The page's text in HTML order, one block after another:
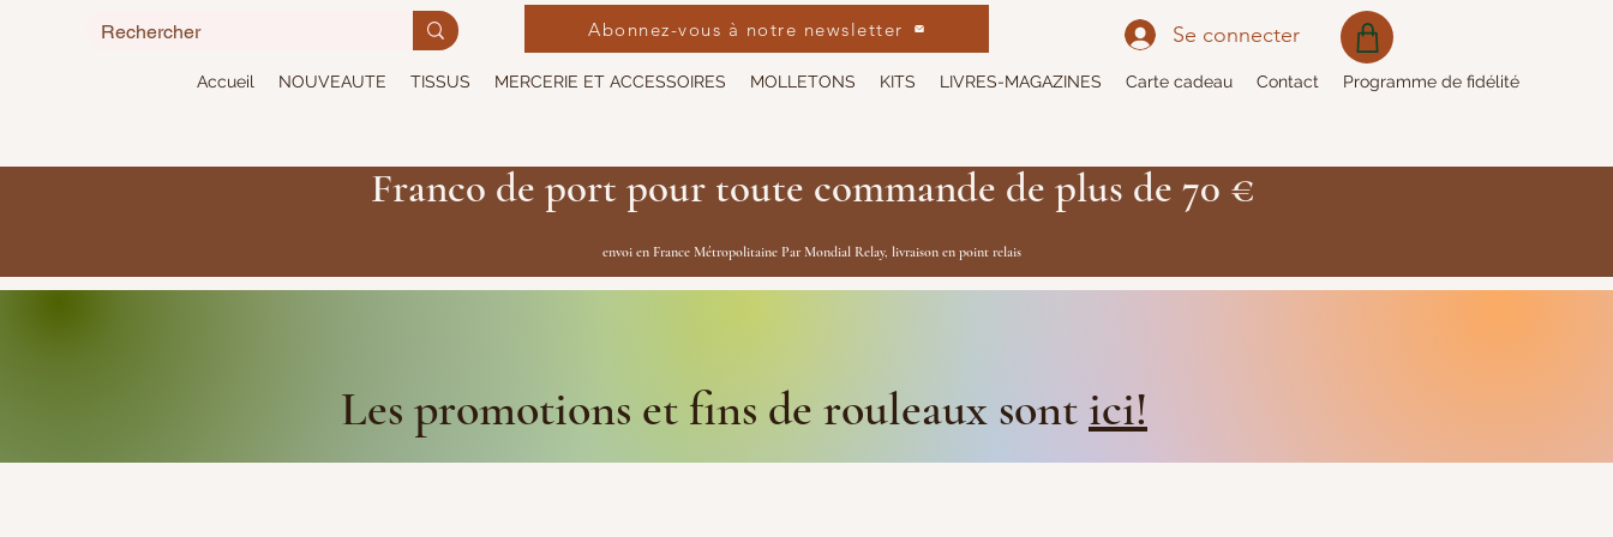
Accueil NOUVEAUTE TISSUS MERCERIE ET ACCESSOIRES MOLLETONS KITS LIVRES-MAGAZINES Carte cadeau Contact Programme de fidélité
Se connecter
Abonnez-vous à notre newsletter
Franco de port pour toute commande de plus de 70 €
envoi en France Métropolitaine Par Mondial Relay, livraison en point relais
Les promotions et fins de rouleaux sont ici!